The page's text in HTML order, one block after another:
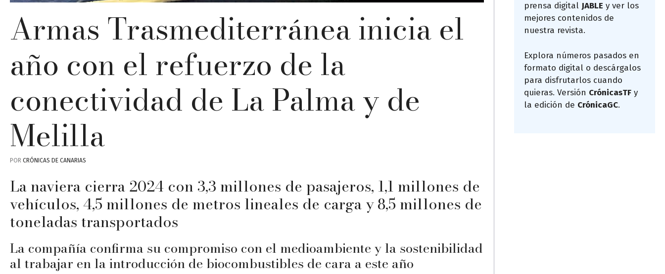
Armas Trasmediterránea inicia el
año con el refuerzo de la
conectividad de La Palma y de
Melilla
POR CRÓNICAS DE CANARIAS
La naviera cierra 2024 con 3,3 millones de pasajeros, 1,1 millones de
vehículos, 4,5 millones de metros lineales de carga y 8,5 millones de
toneladas transportados
La compañía confirma su compromiso con el medioambiente y la sostenibilidad
al trabajar en la introducción de biocombustibles de cara a este año
prensa digital JABLE y ver los
mejores contenidos de
nuestra revista.
Explora números pasados en
formato digital o descárgalos
para disfrutarlos cuando
quieras. Versión CrónicasTF y
la edición de CrónicaGC.